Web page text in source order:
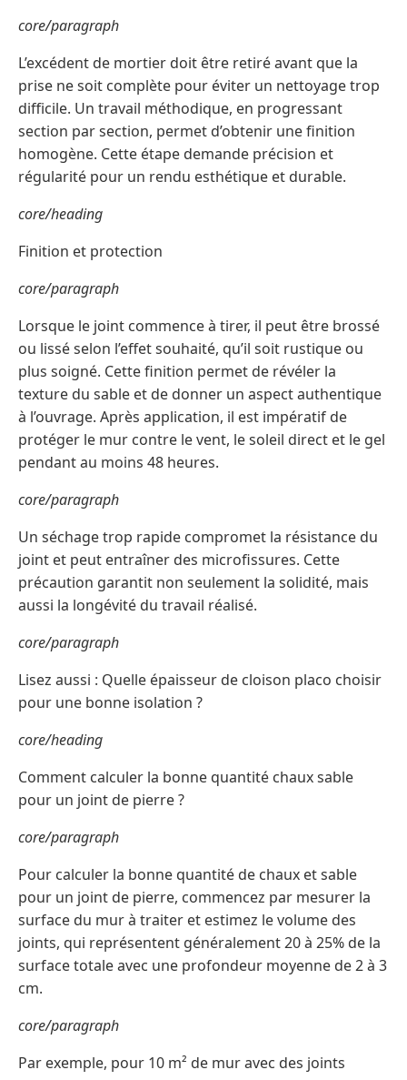
core/paragraph
L’excédent de mortier doit être retiré avant que la
prise ne soit complète pour éviter un nettoyage trop
difficile. Un travail méthodique, en progressant
section par section, permet d’obtenir une finition
homogène. Cette étape demande précision et
régularité pour un rendu esthétique et durable.
core/heading
Finition et protection
core/paragraph
Lorsque le joint commence à tirer, il peut être brossé
ou lissé selon l’effet souhaité, qu’il soit rustique ou
plus soigné. Cette finition permet de révéler la
texture du sable et de donner un aspect authentique
à l’ouvrage. Après application, il est impératif de
protéger le mur contre le vent, le soleil direct et le gel
pendant au moins 48 heures.
core/paragraph
Un séchage trop rapide compromet la résistance du
joint et peut entraîner des microfissures. Cette
précaution garantit non seulement la solidité, mais
aussi la longévité du travail réalisé.
core/paragraph
Lisez aussi : Quelle épaisseur de cloison placo choisir
pour une bonne isolation ?
core/heading
Comment calculer la bonne quantité chaux sable
pour un joint de pierre ?
core/paragraph
Pour calculer la bonne quantité de chaux et sable
pour un joint de pierre, commencez par mesurer la
surface du mur à traiter et estimez le volume des
joints, qui représentent généralement 20 à 25% de la
surface totale avec une profondeur moyenne de 2 à 3
cm.
core/paragraph
Par exemple, pour 10 m² de mur avec des joints